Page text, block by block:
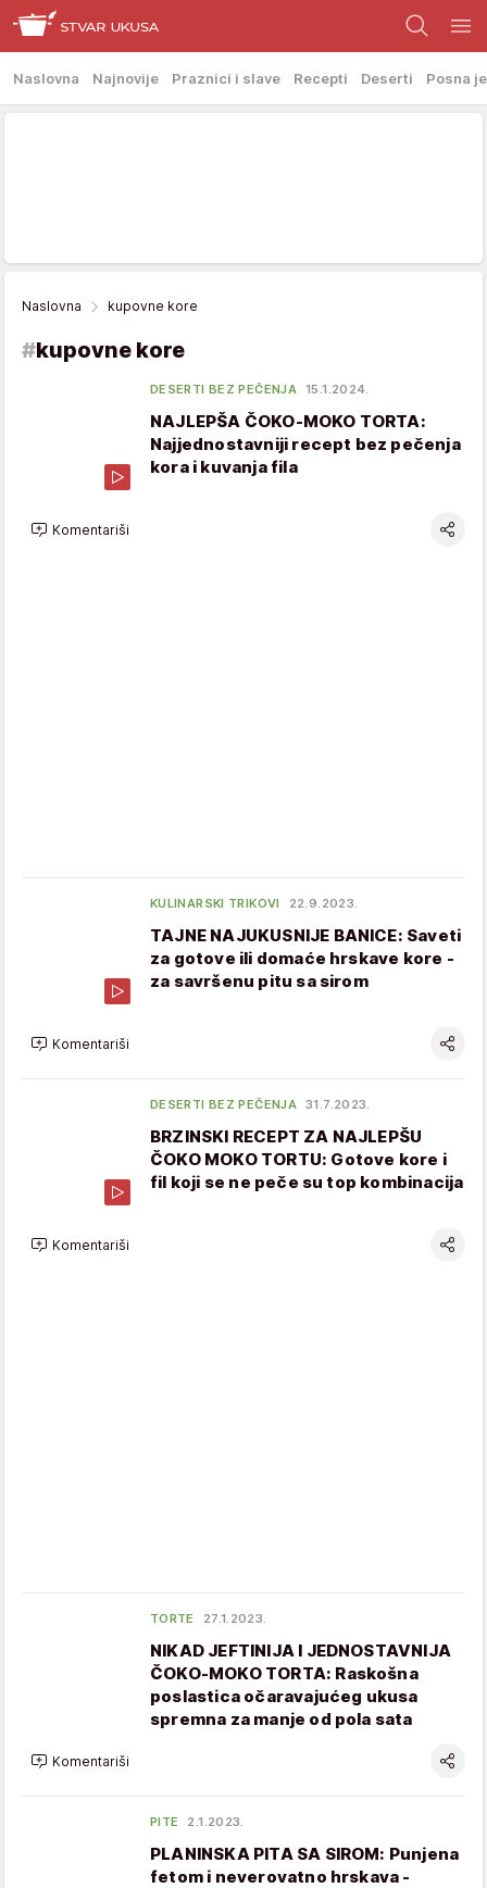
Naslovna Najnovije Praznici i slave Recepti Deserti Posna
Naslovna kupovne kore
#kupovne kore
DESERTI BEZ PEČENJA 15.1.2024.
NAJLEPŠA ČOKO-MOKO TORTA:
Najjednostavniji recept bez pečenja
kora i kuvanja fila
Komentariši
KULINARSKI TRIKOVI 22.9.2023.
TAJNE NAJUKUSNIJE BANICE: Saveti
za gotove ili domaće hrskave kore -
za savršenu pitu sa sirom
Komentariši
DESERTI BEZ PEČENJA 31.7.2023.
BRZINSKI RECEPT ZA NAJLEPŠU
ČOKO MOKO TORTU: Gotove kore i
fil koji se ne peče su top kombinacija
Komentariši
TORTE 27.1.2023.
NIKAD JEFTINIJA I JEDNOSTAVNIJA
ČOKO-MOKO TORTA: Raskošna
poslastica očaravajućeg ukusa
spremna za manje od pola sata
Komentariši
PITE 2.1.2023.
PLANINSKA PITA SA SIROM: Punjena
fetom i neverovatno hrskava -